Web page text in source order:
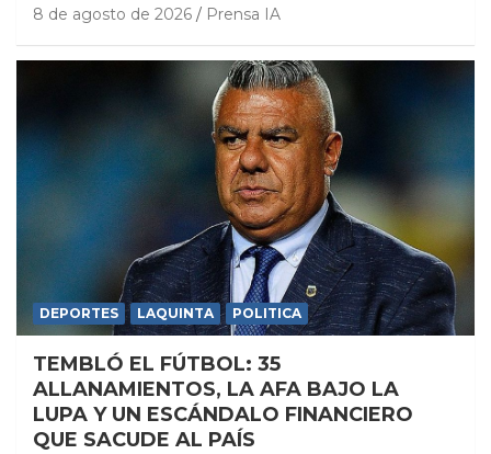
8 de agosto de 2026 Prensa IA
DEPORTES LAQUINTA POLITICA
TEMBLÓ EL FÚTBOL: 35
ALLANAMIENTOS, LA AFA BAJO LA
LUPA Y UN ESCÁNDALO FINANCIERO
QUE SACUDE AL PAÍS